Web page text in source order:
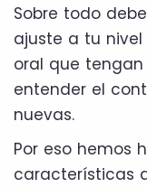
Sobre todo
ajuste a tu nivel
oral que
entender el
nuevas.
Por eso hemos
características